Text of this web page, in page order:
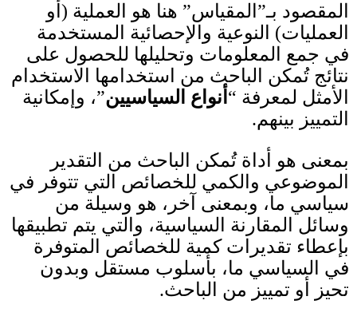
المقصود بـ”المقياس” هنا هو العملية ( أو
العمليات)
النوعية والإحصائية المستخدمة
في جمع المعلومات وتحليلها للحصول على
نتائج تُمكن الباحث من استخدامها الاستخدام
الأمثل لمعرفة “ أنواع السياسيين”، وإمكانية
التمييز بينهم.
بمعنى هو أداة تُمكن الباحث من التقدير
الموضوعي والكمي للخصائص التي تتوفر في
سياسي ما، وبمعنى آخر، هو وسيلة من
وسائل المقارنة السياسية، والتي يتم تطبيقها
بإعطاء تقديرات كمية للخصائص المتوفرة
في السياسي ما، بأسلوب مستقل وبدون
تحيز أو تمييز من الباحث.